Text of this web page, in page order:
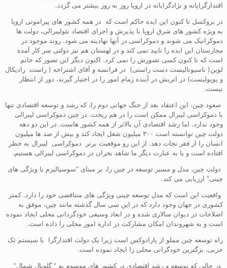
اقتدارگرایانه و نژادگرایانه در اروپا روز به روز بیشتر می گردد.
در بروکسل تا کنون این ایده حاکم است که در همه کشور های پیرامونی اروپا
به ویژه کشور های شرق اروپا با پذیرش و اجرای اقتصاد نئولیبرالی، دولت ها
دموکراتیک می شوند و دموکراسی در آنها نهادینه می شود. روند موجود در
مجارستان این ایده را تایید نمی کند و در لهستان هم نیز دولتی سر کار آمده
است که تا کنون کسی تصورش را نمی کرد. اکنون دیگر این تصور که خانم
لوپن( ناسیونالیست دست راستی) در فرانسه و آقای اشتراخه ( راست رادیکال
و پوپولیست) در اتریش در آینده زمام امور را در اختیار گیرند، دور از انتظار
نیست.
صعود چین، این اعتقاد بعد از جنگ جهانی دوم را، که رشد و توسعه اقتصادی تنها
با دموکراسی لیبرال ممکن است را در هم ریخت. در چین دموکراسی لیبرالی
وجود ندارد. اما رشد اقتصادی آن بالاتر از همه کشور هاست. در این دو دهه
دولت چین توانسته است ۳۰۰ میلیون شغل ایجاد کند و بیش از صد ها میلیون
انسان را از فقر نجات دهد. از این رو موقعیت برتر دموکراسی لیبرال به خطر
افتاده است و یا به عبارت دیگر ما شاهد بحران در دموکراسی لیبرالی هستیم.
دولت چین، مدل و مسیر توسعه در چین را، بر مبنای “سوسیالیزم با ویژگی های
چینی” ارزیابی می کند.
واقعیت این است که مدل توسعه چینی ویژگی های متناقضی خود را دارد. کمتر
کشوری در جهان وجود دارد که در این سی سال گذشته مانند چین، موفق به
اصلاحات در دیوان سالاری شده و در ابعاد وسیعی خودگردانی محلی ایجاد نموده
است و به شهروندان امکان مشارکت در اداره امور محلی را داده است.
راه توسعه چین مملو از پارادوکس است زیرا یک دولت اقتدارگرا با سیستم تک
حزبی، بزگترین خودگرانی محلی را ایجاد نموده است.
در حالی که توسعه و رشد اقتصادی در کشور های موسوم به ” گلوبال شمال”